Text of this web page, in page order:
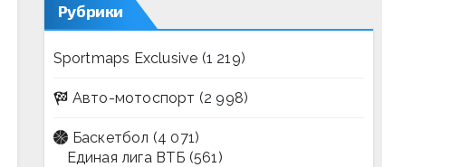
Рубрики
Sportmaps Exclusive (1 219)
Авто-мотоспорт (2 998)
Баскетбол (4 071)
Единая лига ВТБ (561)